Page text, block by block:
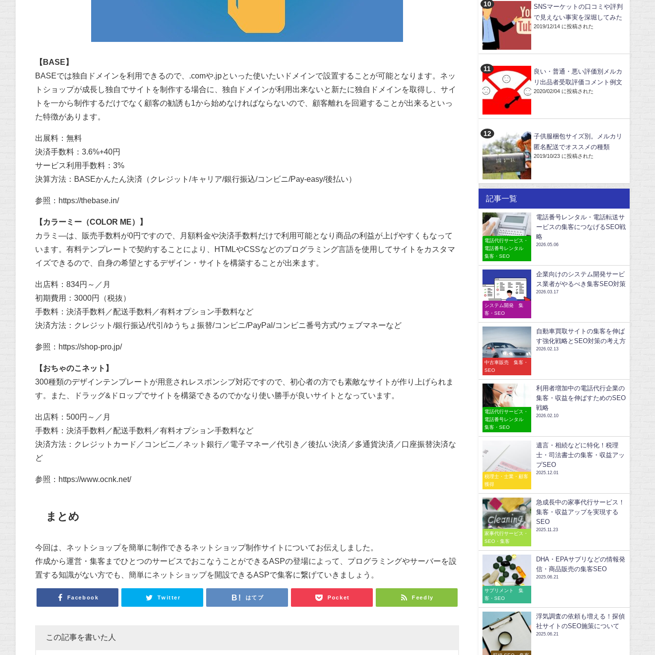
【BASE】
BASEでは独自ドメインを利用できるので、.comや.jpといった使いたいドメインで設置することが可能となります。ネッ
トショップが成長し独自でサイトを制作する場合に、独自ドメインが利用出来ないと新たに独自ドメインを取得し、サイ
トを一から制作するだけでなく顧客の勧誘も1から始めなければならないので、顧客離れを回避することが出来るといっ
た特徴があります。
出展料：無料
決済手数料：3.6%+40円
サービス利用手数料：3%
決算方法：BASEかんたん決済（クレジット/キャリア/銀行振込/コンビニ/Pay-easy/後払い）
参照： https://thebase.in/
【カラーミー（COLOR ME）】
カラミ―は、販売手数料が0円ですので、月額料金や決済手数料だけで利用可能となり商品の利益が上げやすくもなって
います。有料テンプレートで契約することにより、HTMLやCSSなどのプログラミング言語を使用してサイトをカスタマ
イズできるので、自身の希望とするデザイン・サイトを構築することが出来ます。
出店料：834円～／月
初期費用：3000円（税抜）
手数料：決済手数料／配送手数料／有料オプション手数料など
決済方法：クレジット/銀行振込/代引/ゆうちょ振替/コンビニ/PayPal/コンビニ番号方式/ウェブマネーなど
参照： https://shop-pro.jp/
【おちゃのこネット】
300種類のデザインテンプレートが用意されレスポンシブ対応ですので、初心者の方でも素敵なサイトが作り上げられま
す。また、ドラッグ&ドロップでサイトを構築できるのでかなり使い勝手が良いサイトとなっています。
出店料：500円～／月
手数料：決済手数料／配送手数料／有料オプション手数料など
決済方法：クレジットカード／コンビニ／ネット銀行／電子マネー／代引き／後払い決済／多通貨決済／口座振替決済な
ど
参照： https://www.ocnk.net/
まとめ
今回は、ネットショップを簡単に制作できるネットショップ制作サイトについてお伝えしました。
作成から運営・集客までひとつのサービスでおこなうことができるASPの登場によって、プログラミングやサーバーを設
置する知識がない方でも、簡単にネットショップを開設できるASPで集客に繋げていきましょう。
Facebook Twitter はてブ Pocket Feedly
この記事を書いた人
SNSマーケットの口コミや評判
で見えない事実を深堀してみた
2019/12/14 に投稿された
良い・普通・悪い評価別メルカ
リ出品者受取評価コメント例文
2020/02/04 に投稿された
子供服梱包サイズ別。メルカリ
匿名配送でオススメの種類
2019/10/23 に投稿された
記事一覧
電話代行サービス・
電話番号レンタル
集客・SEO
電話番号レンタル・電話転送サ
ービスの集客につなげるSEO戦
略
2026.05.06
システム開発 集
客・SEO
企業向けのシステム開発サービ
ス業者がやるべき集客SEO対策
2026.03.17
中古車販売 集客・
SEO
自動車買取サイトの集客を伸ば
す強化戦略とSEO対策の考え方
2026.02.13
電話代行サービス・
電話番号レンタル
集客・SEO
利用者増加中の電話代行企業の
集客・収益を伸ばすためのSEO
戦略
2026.02.10
税理士・士業・顧客
獲得
遺言・相続などに特化！税理
士・司法書士の集客・収益アッ
プSEO
2025.12.01
家事代行サービス・
SEO・集客
急成長中の家事代行サービス！
集客・収益アップを実現する
SEO
2025.11.23
サプリメント 集
客・SEO
DHA・EPAサプリなどの情報発
信・商品販売の集客SEO
2025.06.21
浮気調査の依頼も増える！探偵
社サイトのSEO施策について
2025.06.21